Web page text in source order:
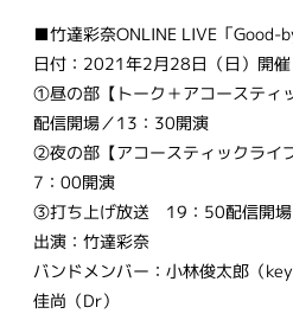
■竹達彩奈ONLINE LIVE「Good-
日付：2021年2月28日（日）開催
①昼の部【トーク＋アコーステ
配信開場／13：30開演
②夜の部【アコースティックラ
7：00開演
③打ち上げ放送 19：50配信開
出演：竹達彩奈
バンドメンバー：小林俊太郎（
佳尚（Dr）